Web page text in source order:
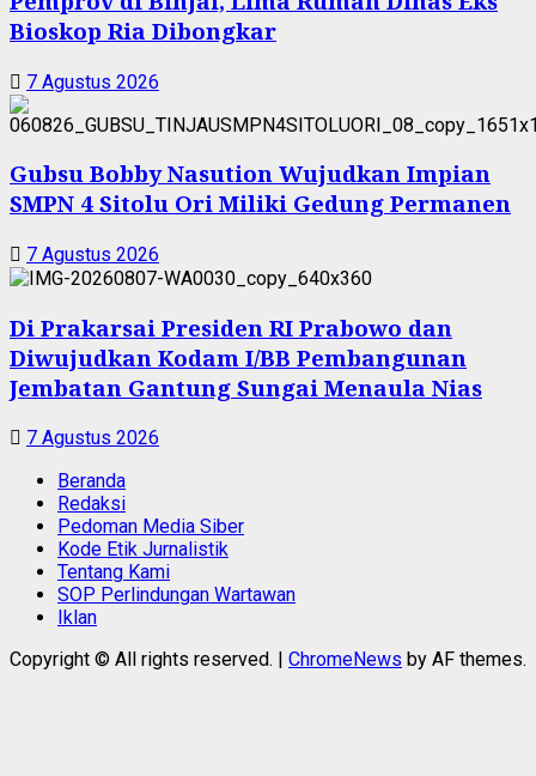
Bioskop Ria Dibongkar
7 Agustus 2026
Gubsu Bobby Nasution Wujudkan Impian
SMPN 4 Sitolu Ori Miliki Gedung Permanen
7 Agustus 2026
Di Prakarsai Presiden RI Prabowo dan
Diwujudkan Kodam I/BB Pembangunan
Jembatan Gantung Sungai Menaula Nias
7 Agustus 2026
Beranda
Redaksi
Pedoman Media Siber
Kode Etik Jurnalistik
Tentang Kami
SOP Perlindungan Wartawan
Iklan
Copyright © All rights reserved.
ChromeNews by AF themes.